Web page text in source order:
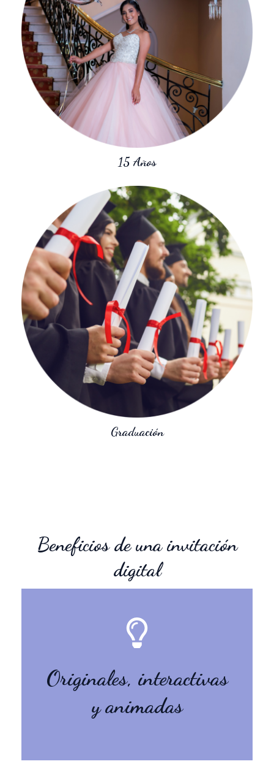
15 Años
Graduación
Beneficios de una invitación
digital
Originales, interactivas
y animadas
Invitaciones únicas,
estéticas, dinámicas y